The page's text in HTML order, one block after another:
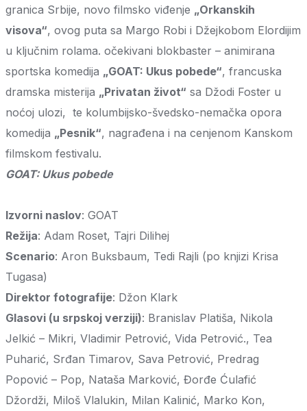
granica Srbije, novo filmsko viđenje „Orkanskih
visova“, ovog puta sa Margo Robi i Džejkobom Elordijim
u ključnim rolama. očekivani blokbaster – animirana
sportska komedija „GOAT: Ukus pobede“, francuska
dramska misterija „Privatan život“ sa Džodi Foster u
noćoj ulozi, te kolumbijsko-švedsko-nemačka opora
komedija „Pesnik“, nagrađena i na cenjenom Kanskom
filmskom festivalu.
GOAT: Ukus pobede
Izvorni naslov: GOAT
Režija: Adam Roset, Tajri Dilihej
Scenario: Aron Buksbaum, Tedi Rajli (po knjizi Krisa
Tugasa)
Direktor fotografije: Džon Klark
Glasovi (u srpskoj verziji): Branislav Platiša, Nikola
Jelkić – Mikri, Vladimir Petrović, Vida Petrović., Tea
Puharić, Srđan Timarov, Sava Petrović, Predrag
Popović – Pop, Nataša Marković, Đorđe Ćulafić
Džordži, Miloš Vlalukin, Milan Kalinić, Marko Kon,